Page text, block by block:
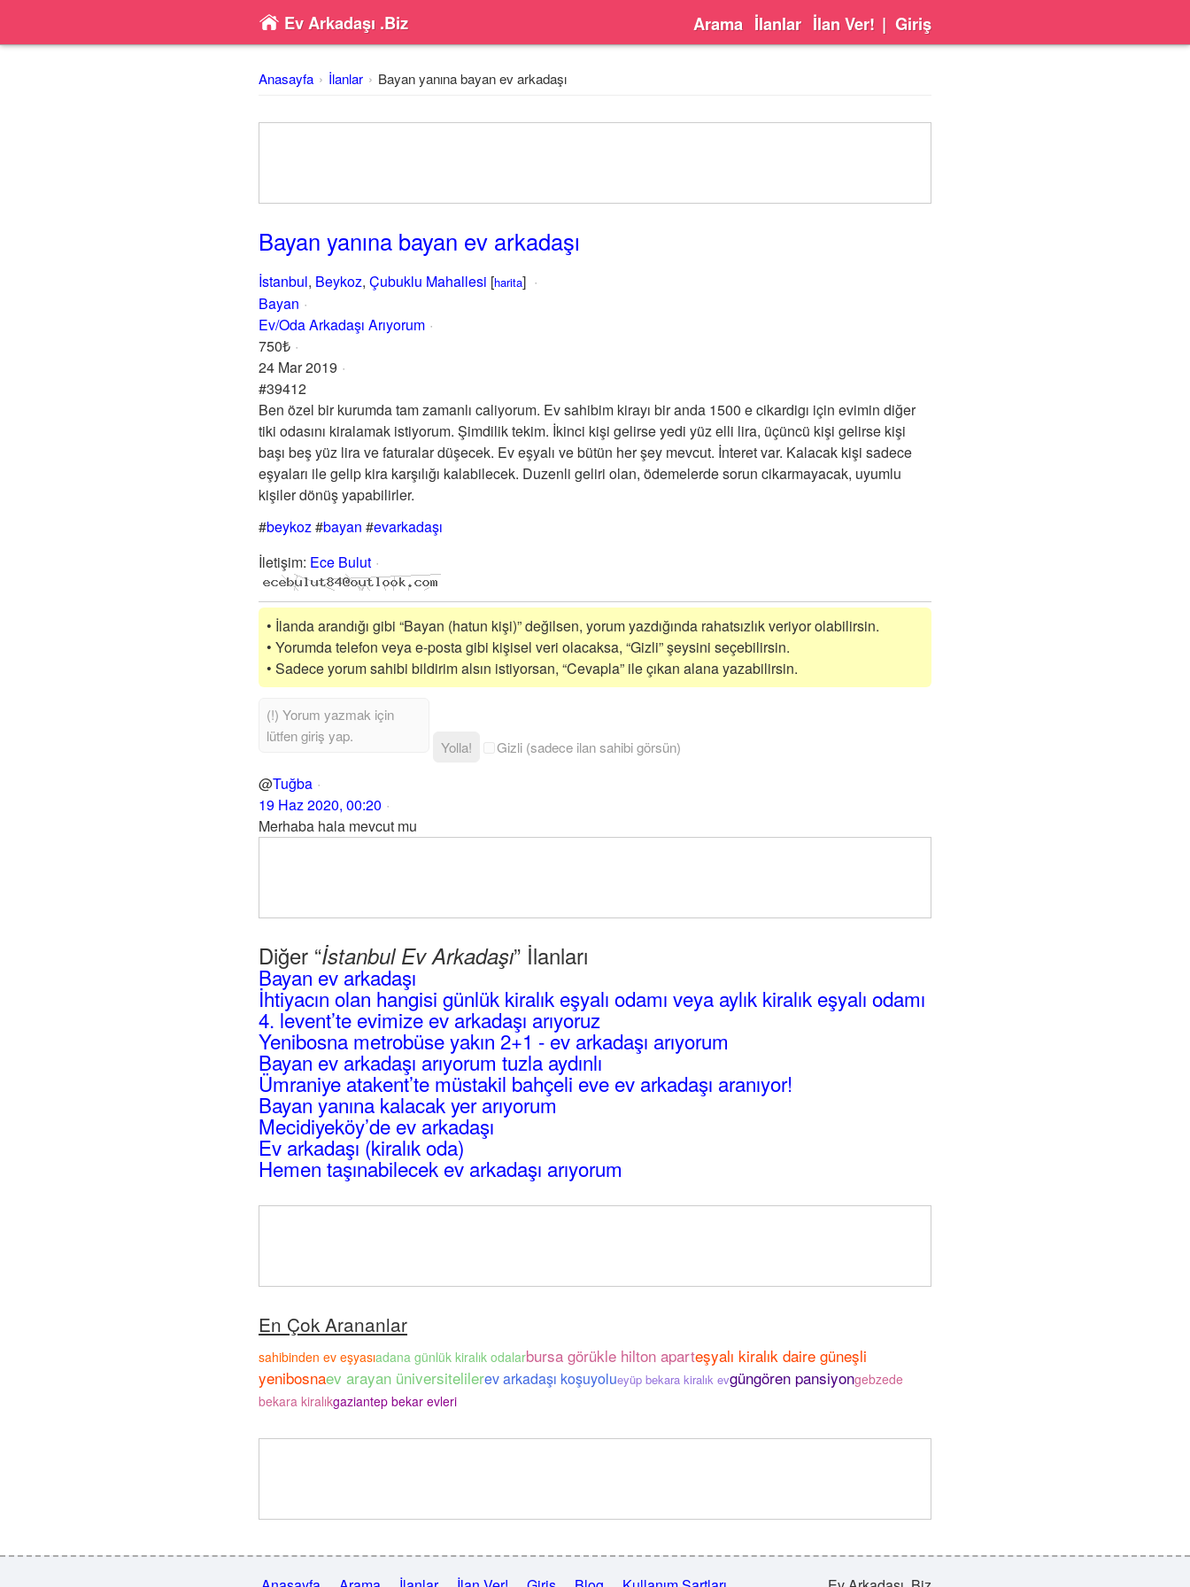
Ev Arkadaşı .Biz Arama İlanlar İlan Ver! | Giriş
Anasayfa İlanlar Bayan yanına bayan ev arkadaşı
Bayan yanına bayan ev arkadaşı
İstanbul, Beykoz, Çubuklu Mahallesi [harita]
Bayan
Ev/Oda Arkadaşı Arıyorum
750₺
24 Mar 2019
#39412
Ben özel bir kurumda tam zamanlı caliyorum. Ev sahibim kirayı bir anda 1500 e cikardigı için evimin diğer
tiki odasını kiralamak istiyorum. Şimdilik tekim. İkinci kişi gelirse yedi yüz elli lira, üçüncü kişi gelirse kişi
başı beş yüz lira ve faturalar düşecek. Ev eşyalı ve bütün her şey mevcut. İnteret var. Kalacak kişi sadece
eşyaları ile gelip kira karşılığı kalabilecek. Duzenli geliri olan, ödemelerde sorun cikarmayacak, uyumlu
kişiler dönüş yapabilirler.
#beykoz#bayan #evarkadaşı
İletişim: Ece Bulut
• İlanda arandığı gibi “Bayan (hatun kişi)” değilsen, yorum yazdığında rahatsızlık veriyor olabilirsin.
• Yorumda telefon veya e-posta gibi kişisel veri olacaksa, “Gizli” şeysini seçebilirsin.
• Sadece yorum sahibi bildirim alsın istiyorsan, “Cevapla” ile çıkan alana yazabilirsin.
Yolla! Gizli (sadece ilan sahibi görsün)
@Tuğba
19 Haz 2020, 00:20
Merhaba hala mevcut mu
Diğer “İstanbul Ev Arkadaşı” İlanları
Bayan ev arkadaşı
İhtiyacın olan hangisi günlük kiralık eşyalı odamı veya aylık kiralık eşyalı odamı
4. levent’te evimize ev arkadaşı arıyoruz
Yenibosna metrobüse yakın 2+1 - ev arkadaşı arıyorum
Bayan ev arkadaşı arıyorum tuzla aydınlı
Ümraniye atakent’te müstakil bahçeli eve ev arkadaşı aranıyor!
Bayan yanına kalacak yer arıyorum
Mecidiyeköy’de ev arkadaşı
Ev arkadaşı (kiralık oda)
Hemen taşınabilecek ev arkadaşı arıyorum
En Çok Arananlar
sahibinden ev eşyasıadana günlük kiralık odalarbursa görükle hilton aparteşyalı kiralık daire güneşli
yenibosnaev arayan üniversitelilerev arkadaşı koşuyolueyüp bekara kiralık evgüngören pansiyongebzede
bekara kiralıkgaziantep bekar evleri